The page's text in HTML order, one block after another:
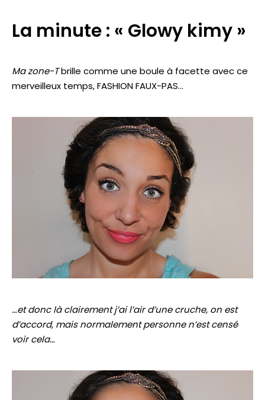
La minute : « Glowy kimy »
Ma zone-Tbrille comme une boule à facette avec ce
merveilleux temps, FASHION FAUX-PAS…
…et donc là clairement j’ai l’air d’une cruche, on est
d’accord, mais normalement personne n’est censé
voir cela…